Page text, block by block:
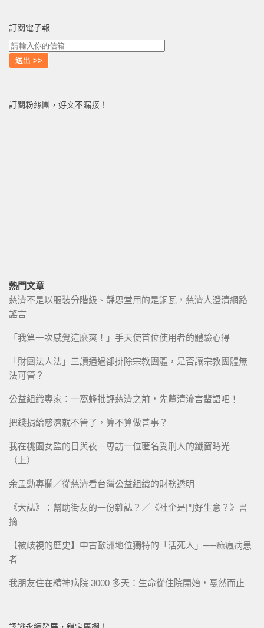
訂閱電子報
訂閱粉絲團，好文不漏接！
熱門文章
慈濟不是以服裝分階級、靜思堂用的是銅瓦，慈濟人澄清網路
謠言
「我第一次感覺這麼爽！」手天使首位使用者的體驗心得
「財團法人法」三讀通過卻排除宗教團體，是否讓宗教團體無
法可管？
公益組織專家：一窩蜂批評慈濟之前，先釐清流言蜚語吧！
把錢捐給慈濟就不管了，算不算做善事？
我在桃園女監的日與夜－專訪一位匿名受刑人的鐵窗時光
（上）
余孟勳專欄／從慈濟看台灣公益組織的財務透明
《大誌》：幫助街友的一份雜誌？／《社企是門好生意？》書
摘
【被歧視的歷史】中古歐洲地位獨特的「活死人」──痲瘋病患
者
我朋友住在精神病院 3000 多天：生命從住院開始，戞然而止